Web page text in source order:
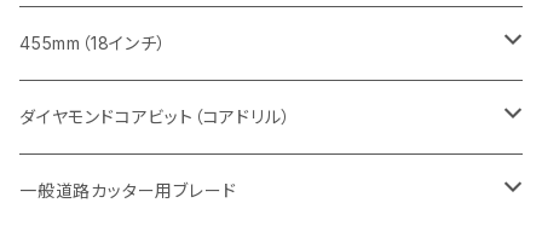
FRP切断用
塩ビ管・キッチンパネル切断用
大理石
ヒューム管・U字溝切断用
鋳鉄管切断用
ヒューム管・U字溝切断用
インターロッキング切断用
鋳鉄管切断用
ヒューム管・U字溝切断用
インターロッキング切断用
一般道路カッター用
ヒューム管・U字溝切断用
アスファルト切断用
セグメント（特殊凹凸加工チップ
セグメントタイプ
コンクリート切断用
セグメント
セグメント（特殊凸凹加工チップ
ブロック切断用
セグメント
レンガ切断用
セグメント
セグメント（特殊凸凹加工チップ
鉄筋コンクリート切断用
セグメントタイプ
コンクリート切断用
セグメント
ブロック切断用
みかげ石（御影石）切断用
セグメントタイプ
コンクリート切断用
セグメントタイプ
鉄筋コンクリート切断用
455mm（18インチ）
道路コンクリート切断用
道路アスファルト切断用
ダイヤモンドコアビット（コアドリル）
Aロット
一般道路カッター用ブレード